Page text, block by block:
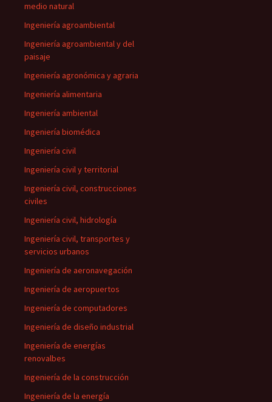
medio natural
Ingeniería agroambiental
Ingeniería agroambiental y del
paisaje
Ingeniería agronómica y agraria
Ingeniería alimentaria
Ingeniería ambiental
Ingeniería biomédica
Ingeniería civil
Ingeniería civil y territorial
Ingeniería civil, construcciones
civiles
Ingeniería civil, hidrología
Ingeniería civil, transportes y
servicios urbanos
Ingeniería de aeronavegación
Ingeniería de aeropuertos
Ingeniería de computadores
Ingeniería de diseño industrial
Ingeniería de energías
renovalbes
Ingeniería de la construcción
Ingeniería de la energía